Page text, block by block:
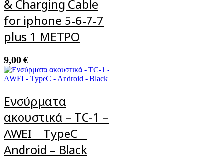
& Charging Cable
for iphone 5-6-7-7
plus 1 ΜΕΤΡΟ
9,00 €
Ενσύρματα
ακουστικά – TC-1 –
AWEI – TypeC –
Android – Black